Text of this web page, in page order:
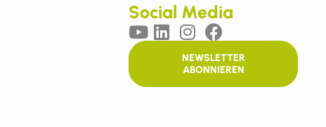
Social Media
NEWSLETTER
ABONNIEREN